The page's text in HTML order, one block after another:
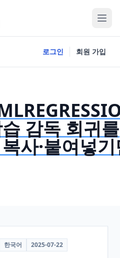
로그인 회원 가입
감독 회귀를
사·붙여넣
한국어 2025-07-22